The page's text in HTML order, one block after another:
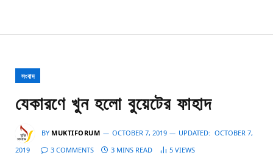
সংবাদ
যেকারণে খুন হলো বুয়েটের ফাহাদ
BY MUKTIFORUM OCTOBER 7, 2019 UPDATED: OCTOBER 7,
2019
3 COMMENTS 3 MINS READ 5 VIEWS